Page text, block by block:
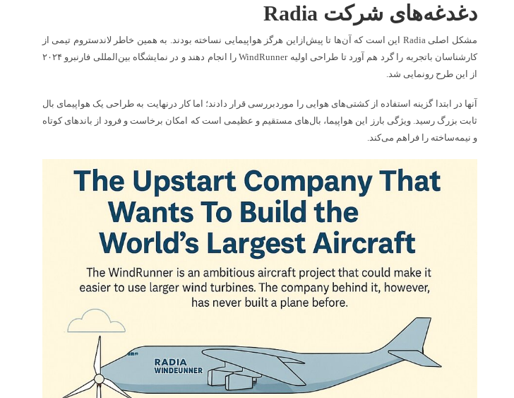
دغدغه‌های شرکت Radia
مشکل اصلی Radia این است که آن‌ها تا پیش‌ازاین هرگز هواپیمایی نساخته بودند. به همین خاطر لاندستروم تیمی از
کارشناسان باتجربه را گرد هم آورد تا طراحی اولیه WindRunner را انجام دهند و در نمایشگاه بین‌المللی فارنبرو ۲۰۲۴
از این طرح رونمایی شد.
آنها در ابتدا گزینه استفاده از کشتی‌های هوایی را موردبررسی قرار دادند؛ اما کار درنهایت به طراحی یک هواپیمای بال
ثابت بزرگ رسید. ویژگی بارز این هواپیما، بال‌های مستقیم و عظیمی است که امکان برخاست و فرود از باندهای کوتاه
و نیمه‌ساخته را فراهم می‌کند.